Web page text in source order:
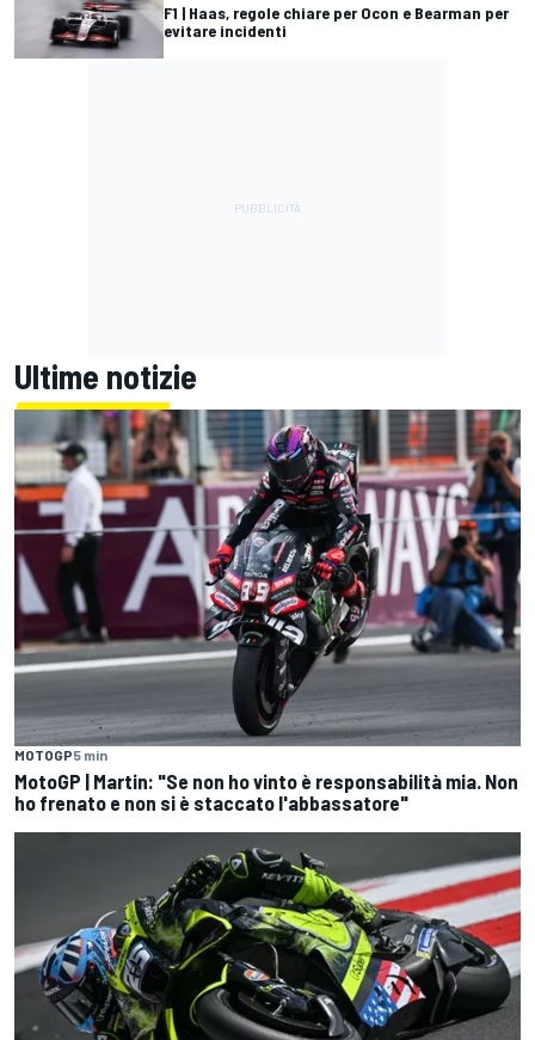
F1 | Haas, regole chiare per Ocon e Bearman per
evitare incidenti
Ultime notizie
MOTOGP5 min
MotoGP | Martin: "Se non ho vinto è responsabilità mia. Non
ho frenato e non si è staccato l'abbassatore"